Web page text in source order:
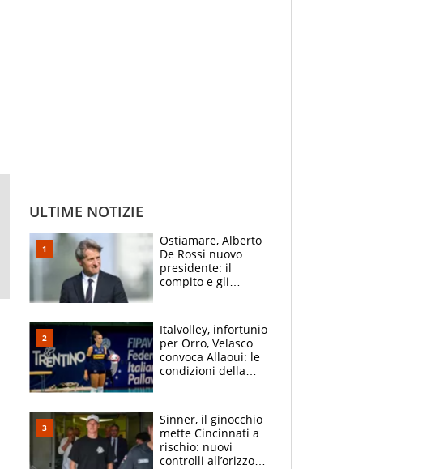
ULTIME NOTIZIE
Ostiamare, Alberto
De Rossi nuovo
presidente: il
compito e gli
Italvolley, infortunio
per Orro, Velasco
convoca Allaoui: le
condizioni della
Sinner, il ginocchio
mette Cincinnati a
rischio: nuovi
controlli all’orizzonte